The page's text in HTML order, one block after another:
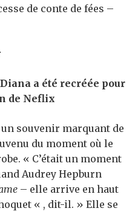
de conte de fées –
a été recréée pour
de Neflix
souvenir marquant de
du moment où le
« C’était un moment
Audrey Hepburn
– elle arrive en haut
« , dit-il. » Elle se